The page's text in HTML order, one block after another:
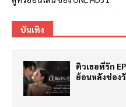
บันเทิง
ติวเธอที่รัก
ย้อนหลังช่อง